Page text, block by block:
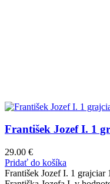
František Jozef I. 1
29.00 €
Pridať do košíka
František Jozef I. 1 grajciar